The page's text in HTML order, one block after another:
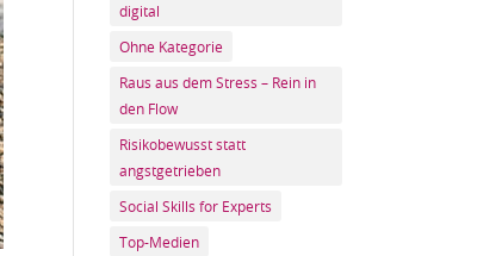
digital
Ohne Kategorie
Raus aus dem Stress – Rein in
den Flow
Risikobewusst statt
angstgetrieben
Social Skills for Experts
Top-Medien